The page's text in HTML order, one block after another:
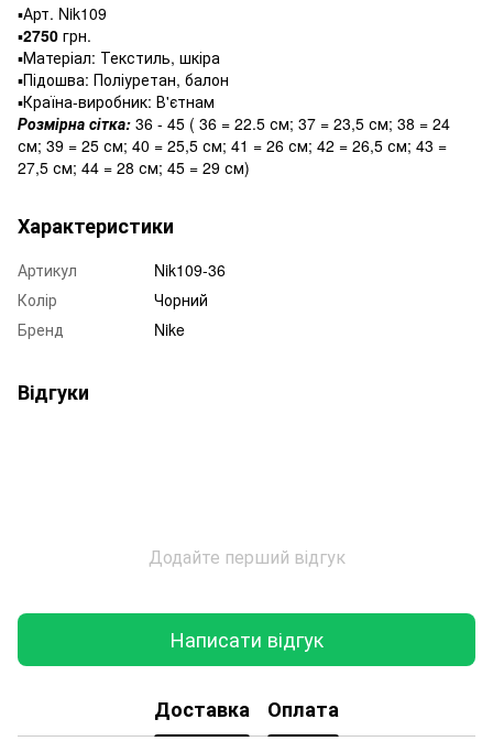
▪️Арт. Nik109
▪️2750 грн.
▪️Матеріал: Текстиль, шкіра
▪️Підошва: Поліуретан, балон
▪️Країна-виробник: В'єтнам
Розмірна сітка: 36 - 45 ( 36 = 22.5 см; 37 = 23,5 см; 38 = 24
см; 39 = 25 см; 40 = 25,5 см; 41 = 26 см; 42 = 26,5 см; 43 =
27,5 см; 44 = 28 см; 45 = 29 см)
Характеристики
Артикул
Nik109-36
Колір
Чорний
Бренд
Nike
Відгуки
Додайте перший відгук
Написати відгук
Доставка Оплата